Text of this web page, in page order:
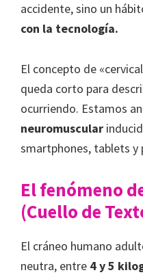
accidente, sino un
con la tecnología.
El concepto de
queda corto para
ocurriendo. Estamos
neuromuscular
smartphones, tablets y
El fenómeno
(Cuello de
El cráneo humano
neutra, entre 4 y 5